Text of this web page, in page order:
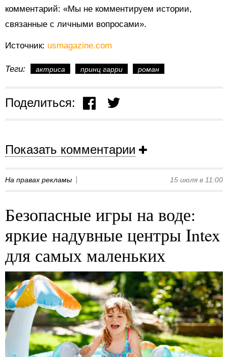
комментарий: «Мы не комментируем истории,
связанные с личными вопросами».
Источник: usmagazine.com
Теги: актриса принц гарри роман
Поделиться:
Показать комментарии
На правах рекламы 15 июля в 11:00
Безопасные игры на воде:
яркие надувные центры Intex
для самых маленьких